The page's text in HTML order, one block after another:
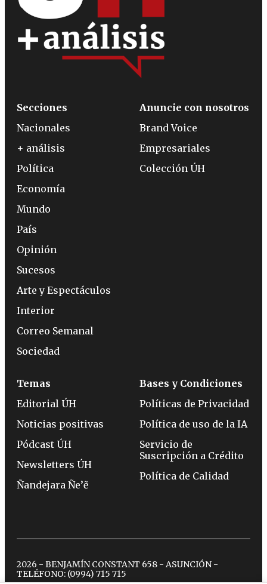
Secciones
Nacionales
+ análisis
Política
Economía
Mundo
País
Opinión
Sucesos
Arte y Espectáculos
Interior
Correo Semanal
Sociedad
Anuncie con nosotros
Brand Voice
Empresariales
Colección ÚH
Temas
Editorial ÚH
Noticias positivas
Pódcast ÚH
Newsletters ÚH
Ñandejara Ñe’ẽ
Bases y Condiciones
Políticas de Privacidad
Política de uso de la IA
Servicio de
Suscripción a Crédito
Política de Calidad
2026 - BENJAMÍN CONSTANT 658 - ASUNCIÓN -
TELÉFONO: (0994) 715 715